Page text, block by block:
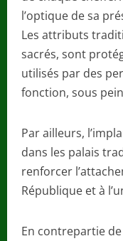
l’optique de sa
Les attributs
sacrés, sont
utilisés par des
fonction, sous
Par ailleurs,
dans les palais
renforcer
République et à
En contrepartie